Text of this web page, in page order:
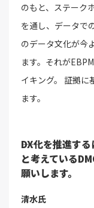
のもと、ステーク
を通し、データで
のデータ文化が今
ます。それが
イキング。 証拠に
ます。
――DX化を推進す
と考えている
願いします。
清水氏